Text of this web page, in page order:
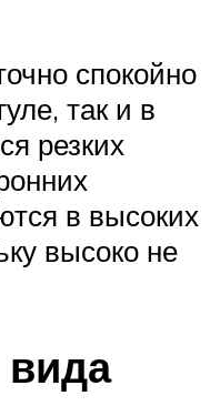
спокойно
так и в
резких
в высоких
высоко не